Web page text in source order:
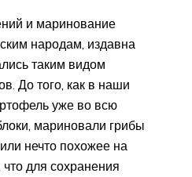
и маринование
народам, издавна
таким видом
До того, как в наши
уже во всю
мариновали грибы
нечто похожее на
для сохранения